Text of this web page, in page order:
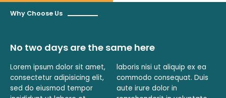
Why Choose Us
No two days are the same here
Lorem ipsum dolor sit amet,
consectetur adipisicing elit,
sed do eiusmod tempor
laboris nisi ut aliquip ex ea
commodo consequat. Duis
aute irure dolor in